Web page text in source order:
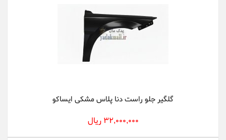
گلگیر جلو راست دنا پلاس مشکی ایساکو
32,000,000 ریال